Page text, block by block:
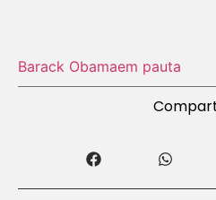
Barack Obamaem pauta